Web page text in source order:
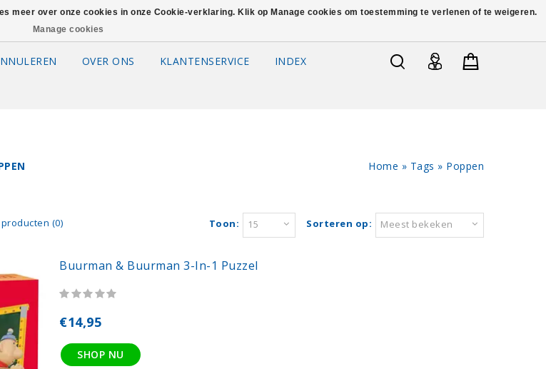
OVER ONS KLANTENSERVICE INDEX
Home » Tags » Poppen
(0) Sorteren op: Meest bekeken
Toon: 15
Buurman & Buurman 3-In-1 Puzzel
€14,95
SHOP NU
over onze cookies in onze Cookie-verklaring. Klik op Manage cookies om toestemming te verlenen of te weigeren.
Manage cookies